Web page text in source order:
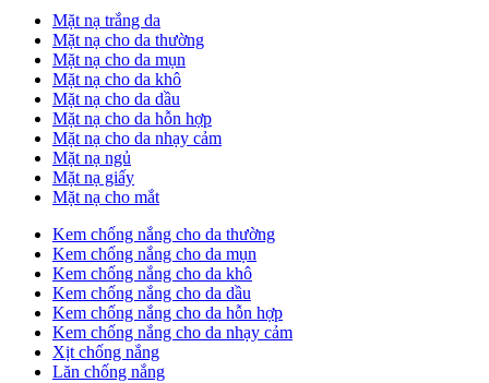
Mặt nạ trắng da
Mặt nạ cho da thường
Mặt nạ cho da mụn
Mặt nạ cho da khô
Mặt nạ cho da dầu
Mặt nạ cho da hỗn hợp
Mặt nạ cho da nhạy cảm
Mặt nạ ngủ
Mặt nạ giấy
Mặt nạ cho mắt
Kem chống nắng cho da thường
Kem chống nắng cho da mụn
Kem chống nắng cho da khô
Kem chống nắng cho da dầu
Kem chống nắng cho da hỗn hợp
Kem chống nắng cho da nhạy cảm
Xịt chống nắng
Lăn chống nắng